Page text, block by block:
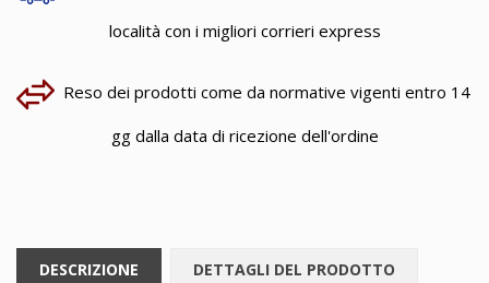
località con i migliori corrieri express
Reso dei prodotti come da normative vigenti entro 14
gg dalla data di ricezione dell'ordine
DESCRIZIONE DETTAGLI DEL PRODOTTO